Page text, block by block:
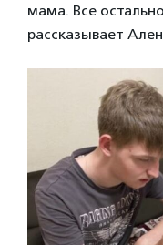
мама. Все
рассказывает